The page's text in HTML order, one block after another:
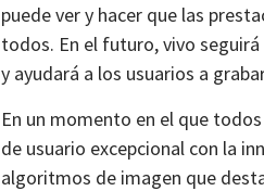
puede ver y hacer que las
todos. En el futuro, vivo
y ayudará a los usuarios a
En un momento en el que
de usuario excepcional con la
algoritmos de imagen que